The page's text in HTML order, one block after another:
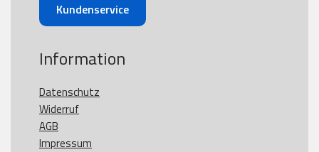
Kundenservice
Information
Datenschutz
Widerruf
AGB
Impressum